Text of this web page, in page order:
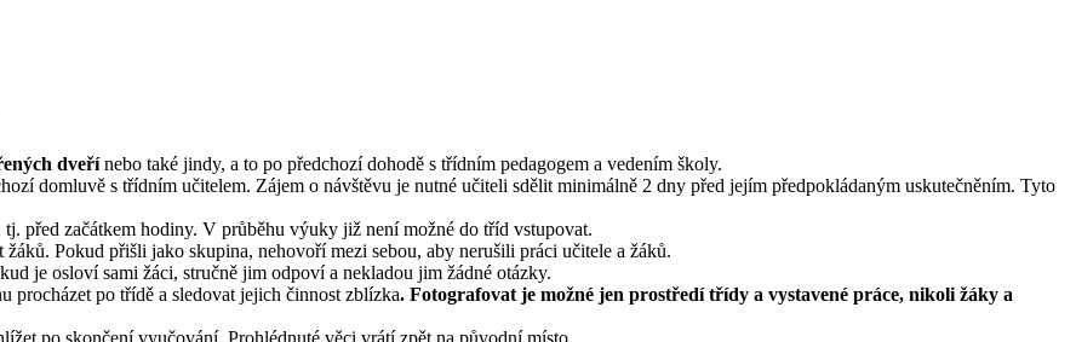
dveřínebo také jindy, a to po předchozí dohodě s třídním pedagogem a vedením školy.
domluvě s třídním učitelem. Zájem o návštěvu je nutné učiteli sdělit minimálně 2 dny před jejím předpokládaným uskutečněním. Tyto
před začátkem hodiny. V průběhu výuky již není možné do tříd vstupovat.
Pokud přišli jako skupina, nehovoří mezi sebou, aby nerušili práci učitele a žáků.
je osloví sami žáci, stručně jim odpoví a nekladou jim žádné otázky.
procházet po třídě a sledovat jejich činnost zblízka. Fotografovat je možné jen prostředí třídy a vystavené práce, nikoli žáky a
po skončení vyučování. Prohlédnuté věci vrátí zpět na původní místo.